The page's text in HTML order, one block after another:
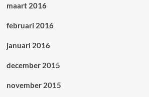
maart 2016
februari 2016
januari 2016
december 2015
november 2015